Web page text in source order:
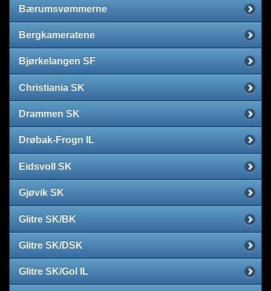
Bærumsvømmerne
Bergkameratene
Bjørkelangen SF
Christiania SK
Drammen SK
Drøbak-Frogn IL
Eidsvoll SK
Gjøvik SK
Glitre SK/BK
Glitre SK/DSK
Glitre SK/Gol IL